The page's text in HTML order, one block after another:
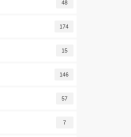
48
174
15
146
57
7